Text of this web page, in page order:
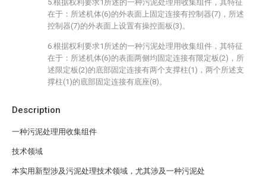
Description
一种污泥处理用收集组件
技术领域
本实用新型涉及污泥处理技术领域，尤其涉及一种污泥处
5.根据权利要求1所述的一种污泥处理用收集组件，其特征
在于：所述机体(6)的外表面上固定连接有控制器(7)，所述
控制器(7)的外表面上设置有操控面板(3)。
6.根据权利要求1所述的一种污泥处理用收集组件，其特征
在于：所述机体(6)的表面两侧均固定连接有限定板(2)，所
述限定板(2)的底部固定连接有两个支撑柱(1)，两个所述支
撑柱(1)的底部固定连接有底座(8)。